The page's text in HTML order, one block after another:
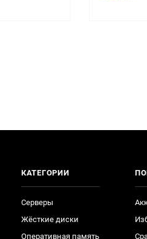
КАТЕГОРИИ
Серверы
Жёсткие диски
Оперативная память